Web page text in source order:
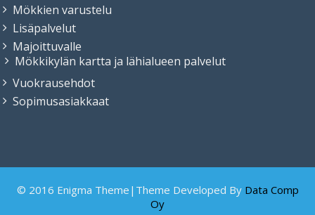
Mökkien varustelu
Lisäpalvelut
Majoittuvalle
Mökkikylän kartta ja lähialueen palvelut
Vuokrausehdot
Sopimusasiakkaat
© 2016 Enigma Theme|Theme Developed By Data Comp
Oy